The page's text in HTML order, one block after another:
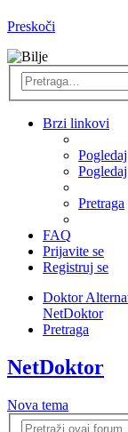
Preskoči
Brzi linkovi
Pretraga
FAQ
Prijavite se
Registruj se
Doktor
NetDoktor
Pretraga
NetDoktor
Nova tema